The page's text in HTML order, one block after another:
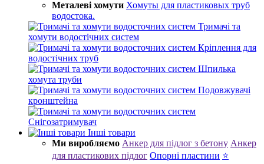
Металеві хомути Хомуты для пластиковых труб
водостока.
Тримачі та
хомути водостічних систем
Кріплення для
водостічних труб
Шпилька
хомута труби
Подовжувачі
кронштейна
Снігозатримувач
Інші товари
Ми виробляємо Анкер для підлог з бетону Анкер
для пластикових підлог Опорні пластини ⭐